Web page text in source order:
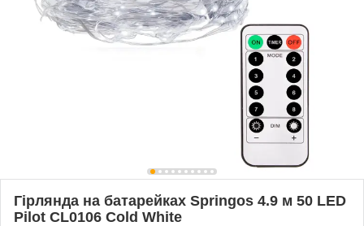
Гірлянда на батарейках Springos 4.9 м 50 LED
Pilot CL0106 Cold White